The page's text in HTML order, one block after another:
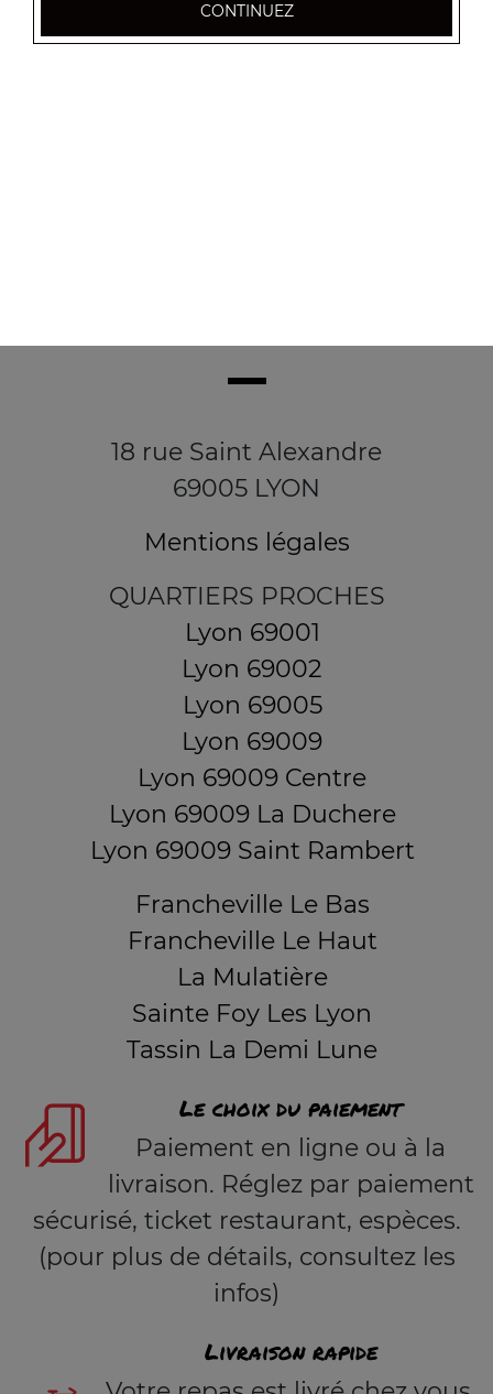
18 rue Saint Alexandre
69005 LYON
Mentions légales
QUARTIERS PROCHES
Lyon 69001
Lyon 69002
Lyon 69005
Lyon 69009
Lyon 69009 Centre
Lyon 69009 La Duchere
Lyon 69009 Saint Rambert
Francheville Le Bas
Francheville Le Haut
La Mulatière
Sainte Foy Les Lyon
Tassin La Demi Lune
Le choix du paiement
Paiement en ligne ou à la
livraison. Réglez par paiement
sécurisé, ticket restaurant, espèces.
(pour plus de détails, consultez les
infos)
Livraison rapide
CONTINUEZ